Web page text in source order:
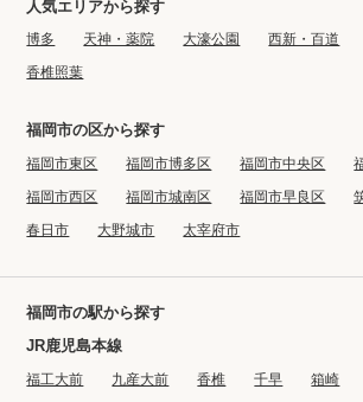
人気エリアから探す
博多 天神・薬院 大濠公園 西新・百道
香椎照葉
福岡市の区から探す
福岡市東区 福岡市博多区 福岡市中央区
福岡市西区
福岡市城南区 福岡市早良区
春日市
大野城市 太宰府市
福岡市の駅から探す
JR鹿児島本線
福工大前 九産大前 香椎 千早 箱崎